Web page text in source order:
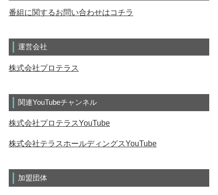
番組に関するお問い合わせはコチラ
運営会社
株式会社プロテラス
関連YouTubeチャンネル
株式会社プロテラスYouTube
株式会社テラスホールディングスYouTube
加盟団体